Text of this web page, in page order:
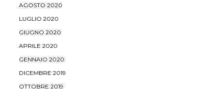
AGOSTO 2020
LUGLIO 2020
GIUGNO 2020
APRILE 2020
GENNAIO 2020
DICEMBRE 2019
OTTOBRE 2019